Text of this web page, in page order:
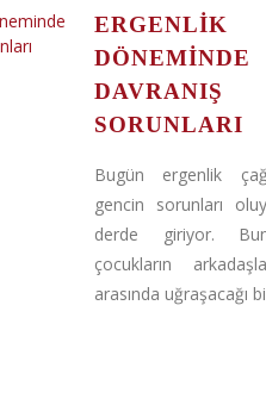
ERGENLIK
DÖNEMINDE
DAVRANIŞ
SORUNLARI
Bugün ergenlik
gencin sorunları
derde giriyor.
çocukların
arasında uğraşacağı